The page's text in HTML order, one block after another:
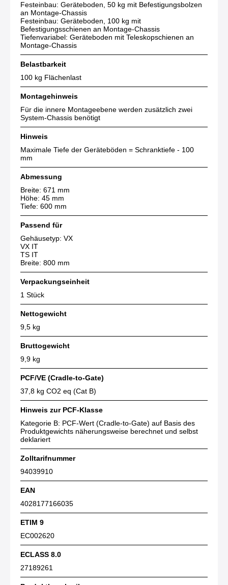
Festeinbau: Geräteboden, 50 kg mit Befestigungsbolzen
an Montage-Chassis
Festeinbau: Geräteboden, 100 kg mit
Befestigungsschienen an Montage-Chassis
Tiefenvariabel: Geräteboden mit Teleskopschienen an
Montage-Chassis
Belastbarkeit
100 kg Flächenlast
Montagehinweis
Für die innere Montageebene werden zusätzlich zwei
System-Chassis benötigt
Hinweis
Maximale Tiefe der Geräteböden = Schranktiefe - 100
mm
Abmessung
Breite: 671 mm
Höhe: 45 mm
Tiefe: 600 mm
Passend für
Gehäusetyp: VX
VX IT
TS IT
Breite: 800 mm
Verpackungseinheit
1 Stück
Nettogewicht
9,5 kg
Bruttogewicht
9,9 kg
PCF/VE (Cradle-to-Gate)
37,8 kg CO2 eq (Cat B)
Hinweis zur PCF-Klasse
Kategorie B: PCF-Wert (Cradle-to-Gate) auf Basis des
Produktgewichts näherungsweise berechnet und selbst
deklariert
Zolltarifnummer
94039910
EAN
4028177166035
ETIM 9
EC002620
ECLASS 8.0
27189261